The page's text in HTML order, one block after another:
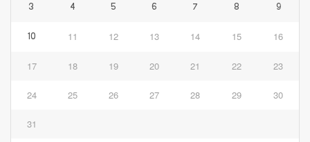
3 4 5 6 7 8 9
10 11 12 13 14 15 16
17 18 19 20 21 22 23
24 25 26 27 28 29 30
31